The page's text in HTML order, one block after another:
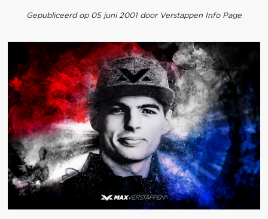
Gepubliceerd op 05 juni 2001 door Verstappen Info Page